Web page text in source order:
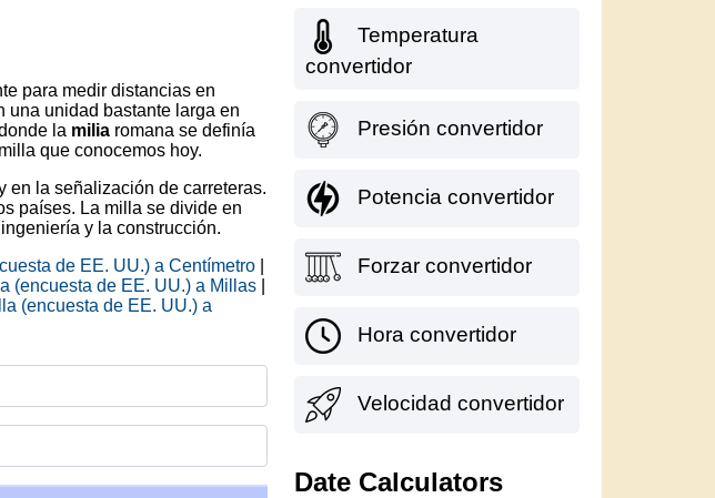
para medir distancias en
una unidad bastante larga en
la milia romana se definía
que conocemos hoy.
en la señalización de carreteras.
países. La milla se divide en
y la construcción.
de EE. UU.) a Centímetro
(encuesta de EE. UU.) a Millas
(encuesta de EE. UU.) a
Temperatura
convertidor
Presión convertidor
Potencia convertidor
Forzar convertidor
Hora convertidor
Velocidad convertidor
Date Calculators